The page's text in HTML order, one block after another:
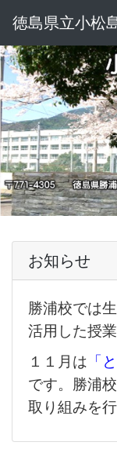
徳島県立小松
お知らせ
勝浦校では
活用した授
１１月は 「
です。勝浦
取り組みを